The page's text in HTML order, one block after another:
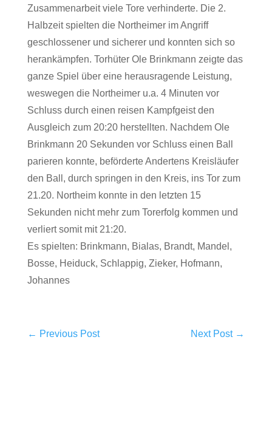
Zusammenarbeit viele Tore verhinderte. Die 2.
Halbzeit spielten die Northeimer im Angriff
geschlossener und sicherer und konnten sich so
herankämpfen. Torhüter Ole Brinkmann zeigte das
ganze Spiel über eine herausragende Leistung,
weswegen die Northeimer u.a. 4 Minuten vor
Schluss durch einen reisen Kampfgeist den
Ausgleich zum 20:20 herstellten. Nachdem Ole
Brinkmann 20 Sekunden vor Schluss einen Ball
parieren konnte, beförderte Andertens Kreisläufer
den Ball, durch springen in den Kreis, ins Tor zum
21.20. Northeim konnte in den letzten 15
Sekunden nicht mehr zum Torerfolg kommen und
verliert somit mit 21:20.
Es spielten: Brinkmann, Bialas, Brandt, Mandel,
Bosse, Heiduck, Schlappig, Zieker, Hofmann,
Johannes
← Previous Post Next Post→